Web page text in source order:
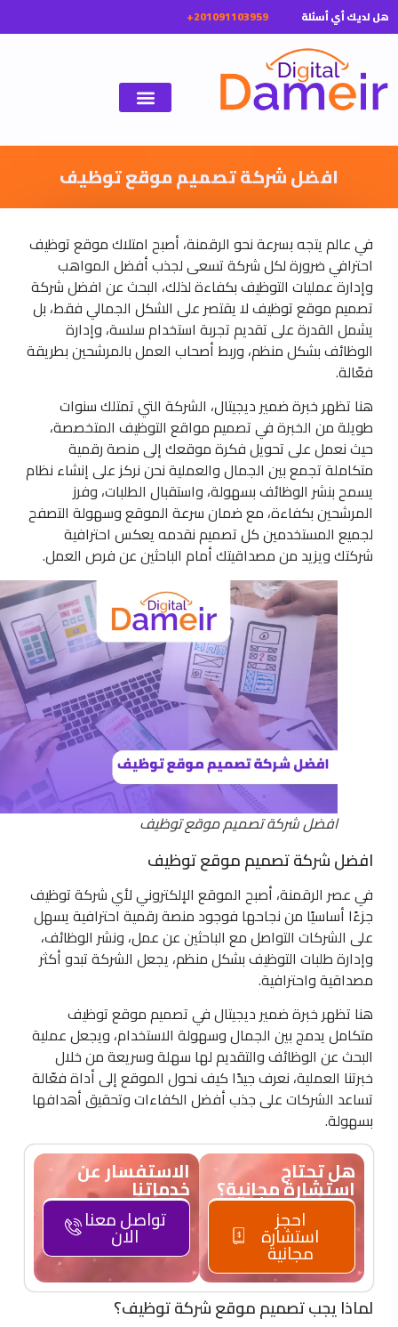
لديك أي أسئلة
افضل شركة تصميم موقع توظيف
في عالم يتجه بسرعة نحو الرقمنة، أصبح امتلاك موقع توظيف
احترافي ضرورة لكل شركة تسعى لجذب أفضل المواهب
وإدارة عمليات التوظيف بكفاءة لذلك، البحث عن افضل شركة
تصميم موقع توظيف لا يقتصر على الشكل الجمالي فقط، بل
يشمل القدرة على تقديم تجربة استخدام سلسة، وإدارة
الوظائف بشكل منظم، وربط أصحاب العمل بالمرشحين بطريقة
فعّالة.
هنا تظهر خبرة ضمير ديجيتال، الشركة التي تمتلك سنوات
طويلة من الخبرة في تصميم مواقع التوظيف المتخصصة،
حيث نعمل على تحويل فكرة موقعك إلى منصة رقمية
متكاملة تجمع بين الجمال والعملية نحن نركز على إنشاء نظام
يسمح بنشر الوظائف بسهولة، واستقبال الطلبات، وفرز
المرشحين بكفاءة، مع ضمان سرعة الموقع وسهولة التصفح
لجميع المستخدمين كل تصميم نقدمه يعكس احترافية
شركتك ويزيد من مصداقيتك أمام الباحثين عن فرص العمل.
افضل شركة تصميم موقع توظيف
افضل شركة تصميم موقع توظيف
في عصر الرقمنة، أصبح الموقع الإلكتروني لأي شركة توظيف
جزءًا أساسيًا من نجاحها فوجود منصة رقمية احترافية يسهل
على الشركات التواصل مع الباحثين عن عمل، ونشر الوظائف،
وإدارة طلبات التوظيف بشكل منظم، يجعل الشركة تبدو أكثر
مصداقية واحترافية.
هنا تظهر خبرة ضمير ديجيتال في تصميم موقع توظيف
متكامل يدمج بين الجمال وسهولة الاستخدام، ويجعل عملية
البحث عن الوظائف والتقديم لها سهلة وسريعة من خلال
خبرتنا العملية، نعرف جيدًا كيف نحول الموقع إلى أداة فعّالة
تساعد الشركات على جذب أفضل الكفاءات وتحقيق أهدافها
بسهولة.
هل تحتاج
استشارة مجانية؟
احجز
استشارة
مجانية
الاستفسار عن
خدماتنا
تواصل معنا
الان
لماذا يجب تصميم موقع شركة توظيف؟